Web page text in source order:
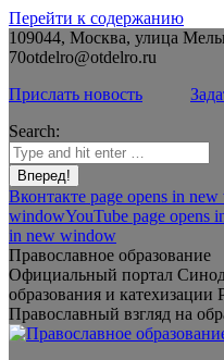
Перейти к содержанию
109044, Москва, улица
70otdelro@otdelro.ru
Прислать новость
Search:
Вконтакте page opens in
windowYouTube page opens
in new window
Православное образование
Официальный портал
образования и
Православный взгляд на